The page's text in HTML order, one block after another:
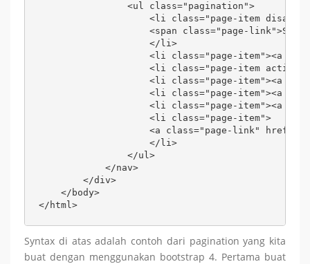
                <ul class="pagination">
<li class="page-item
<span class="page-
                    </li>
<li class="page-item"><a
<li class="page-item
<li class="page-item"><a
<li class="page-item"><a
<li class="page-item"><a
                    <li class="page-item">
<a class="page-link"
                    </li>
                </ul>
            </nav>
        </div>
    </body>
</html>
Syntax di atas adalah contoh dari pagination yang kita
buat dengan menggunakan bootstrap 4. Pertama buat